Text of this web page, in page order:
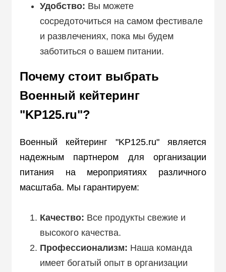
Удобство: Вы можете
сосредоточиться на самом фестивале
и развлечениях, пока мы будем
заботиться о вашем питании.
Почему стоит выбрать
Военный кейтеринг
"KP125.ru"?
Военный кейтеринг "KP125.ru" является
надежным партнером для организации
питания на мероприятиях различного
масштаба. Мы гарантируем:
Качество: Все продукты свежие и
высокого качества.
Профессионализм: Наша команда
имеет богатый опыт в организации